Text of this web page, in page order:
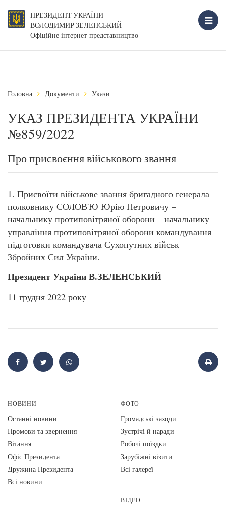
ПРЕЗИДЕНТ УКРАЇНИ
ВОЛОДИМИР ЗЕЛЕНСЬКИЙ
Офіційне інтернет-представництво
Головна Документи Укази
УКАЗ ПРЕЗИДЕНТА УКРАЇНИ
№859/2022
Про присвоєння військового звання
1. Присвоїти військове звання бригадного генерала
полковнику СОЛОВ'Ю Юрію Петровичу –
начальнику протиповітряної оборони – начальнику
управління протиповітряної оборони командування
підготовки командувача Сухопутних військ
Збройних Сил України.
Президент України В.ЗЕЛЕНСЬКИЙ
11 грудня 2022 року
НОВИНИ
Останні новини
Промови та звернення
Вiтання
Офіс Президента
Дружина Президента
Всі новини
ФОТО
Громадські заходи
Зустрічі й наради
Робочі поїздки
Зарубіжні візити
Всі галереї
ВІДЕО